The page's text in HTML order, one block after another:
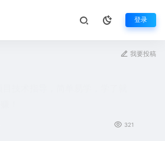
登录
我要投稿
321